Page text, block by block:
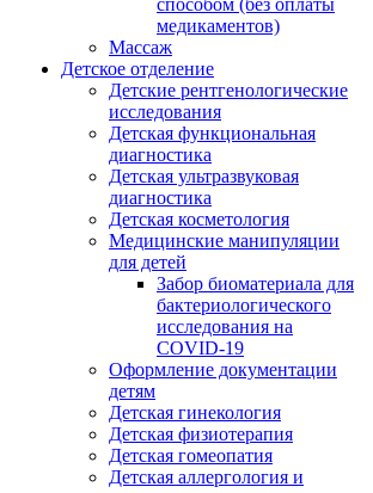
способом (без оплаты
медикаментов)
Массаж
Детское отделение
Детские рентгенологические
исследования
Детская функциональная
диагностика
Детская ультразвуковая
диагностика
Детская косметология
Медицинские манипуляции
для детей
Забор биоматериала для
бактериологического
исследования на
COVID-19
Оформление документации
детям
Детская гинекология
Детская физиотерапия
Детская гомеопатия
Детская аллергология и